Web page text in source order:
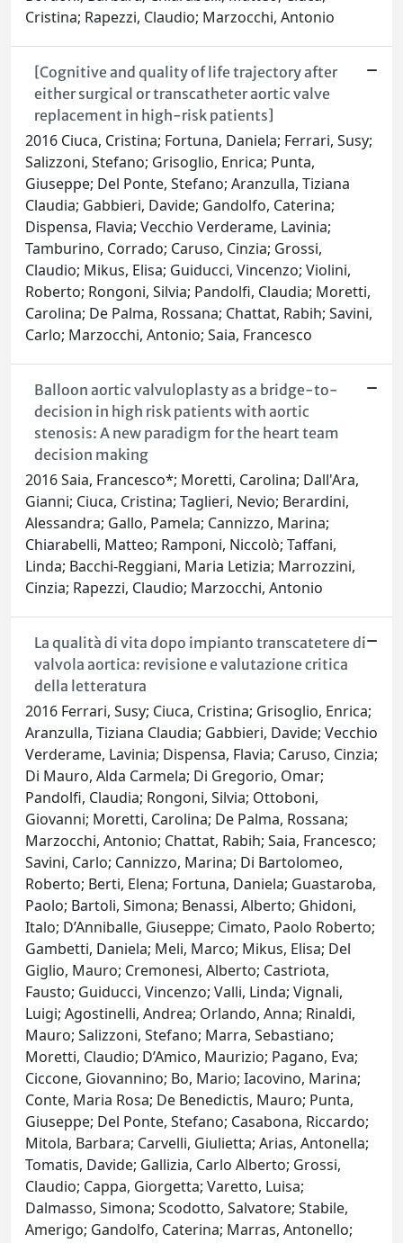
Cristina; Rapezzi, Claudio; Marzocchi, Antonio
[Cognitive and quality of life trajectory after
either surgical or transcatheter aortic valve
replacement in high-risk patients]
2016 Ciuca, Cristina; Fortuna, Daniela; Ferrari, Susy;
Salizzoni, Stefano; Grisoglio, Enrica; Punta,
Giuseppe; Del Ponte, Stefano; Aranzulla, Tiziana
Claudia; Gabbieri, Davide; Gandolfo, Caterina;
Dispensa, Flavia; Vecchio Verderame, Lavinia;
Tamburino, Corrado; Caruso, Cinzia; Grossi,
Claudio; Mikus, Elisa; Guiducci, Vincenzo; Violini,
Roberto; Rongoni, Silvia; Pandolfi, Claudia; Moretti,
Carolina; De Palma, Rossana; Chattat, Rabih; Savini,
Carlo; Marzocchi, Antonio; Saia, Francesco
Balloon aortic valvuloplasty as a bridge-to-
decision in high risk patients with aortic
stenosis: A new paradigm for the heart team
decision making
2016 Saia, Francesco*; Moretti, Carolina; Dall'Ara,
Gianni; Ciuca, Cristina; Taglieri, Nevio; Berardini,
Alessandra; Gallo, Pamela; Cannizzo, Marina;
Chiarabelli, Matteo; Ramponi, Niccolò; Taffani,
Linda; Bacchi-Reggiani, Maria Letizia; Marrozzini,
Cinzia; Rapezzi, Claudio; Marzocchi, Antonio
La qualità di vita dopo impianto transcatetere di
valvola aortica: revisione e valutazione critica
della letteratura
2016 Ferrari, Susy; Ciuca, Cristina; Grisoglio, Enrica;
Aranzulla, Tiziana Claudia; Gabbieri, Davide; Vecchio
Verderame, Lavinia; Dispensa, Flavia; Caruso, Cinzia;
Di Mauro, Alda Carmela; Di Gregorio, Omar;
Pandolfi, Claudia; Rongoni, Silvia; Ottoboni,
Giovanni; Moretti, Carolina; De Palma, Rossana;
Marzocchi, Antonio; Chattat, Rabih; Saia, Francesco;
Savini, Carlo; Cannizzo, Marina; Di Bartolomeo,
Roberto; Berti, Elena; Fortuna, Daniela; Guastaroba,
Paolo; Bartoli, Simona; Benassi, Alberto; Ghidoni,
Italo; D’Anniballe, Giuseppe; Cimato, Paolo Roberto;
Gambetti, Daniela; Meli, Marco; Mikus, Elisa; Del
Giglio, Mauro; Cremonesi, Alberto; Castriota,
Fausto; Guiducci, Vincenzo; Valli, Linda; Vignali,
Luigi; Agostinelli, Andrea; Orlando, Anna; Rinaldi,
Mauro; Salizzoni, Stefano; Marra, Sebastiano;
Moretti, Claudio; D’Amico, Maurizio; Pagano, Eva;
Ciccone, Giovannino; Bo, Mario; Iacovino, Marina;
Conte, Maria Rosa; De Benedictis, Mauro; Punta,
Giuseppe; Del Ponte, Stefano; Casabona, Riccardo;
Mitola, Barbara; Carvelli, Giulietta; Arias, Antonella;
Tomatis, Davide; Gallizia, Carlo Alberto; Grossi,
Claudio; Cappa, Giorgetta; Varetto, Luisa;
Dalmasso, Simona; Scodotto, Salvatore; Stabile,
Amerigo; Gandolfo, Caterina; Marras, Antonello;